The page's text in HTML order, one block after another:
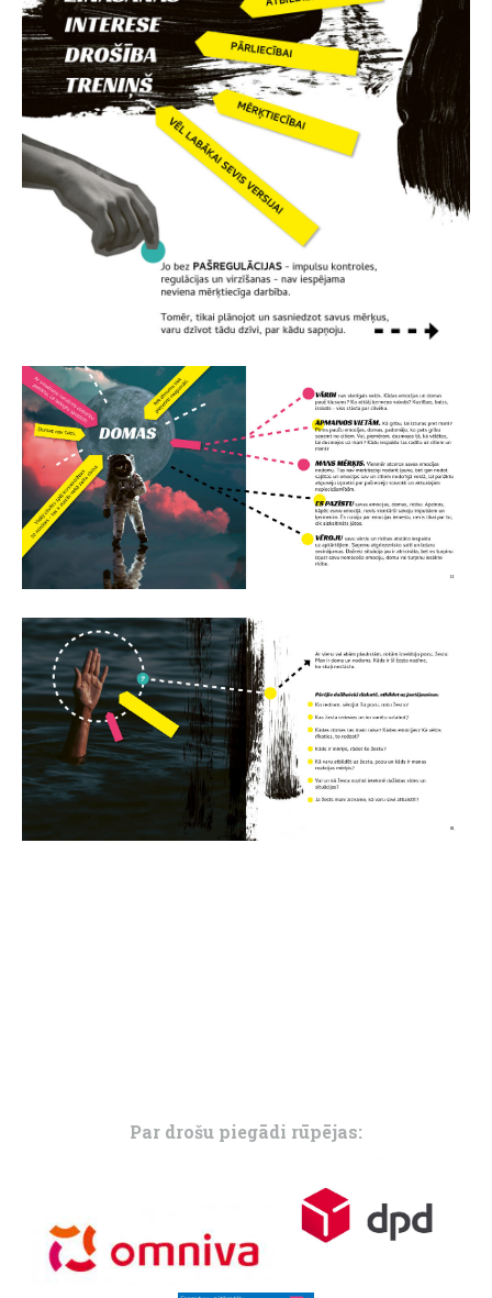
Par drošu piegādi rūpējas: